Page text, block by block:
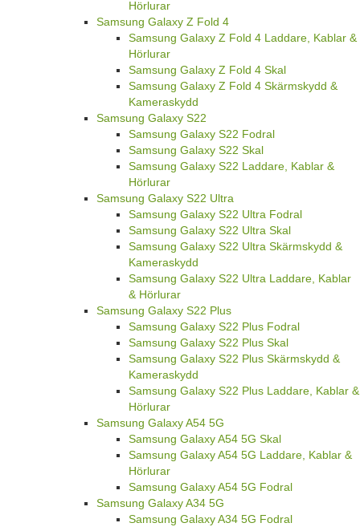
Hörlurar
Samsung Galaxy Z Fold 4
Samsung Galaxy Z Fold 4 Laddare, Kablar &
Hörlurar
Samsung Galaxy Z Fold 4 Skal
Samsung Galaxy Z Fold 4 Skärmskydd &
Kameraskydd
Samsung Galaxy S22
Samsung Galaxy S22 Fodral
Samsung Galaxy S22 Skal
Samsung Galaxy S22 Laddare, Kablar &
Hörlurar
Samsung Galaxy S22 Ultra
Samsung Galaxy S22 Ultra Fodral
Samsung Galaxy S22 Ultra Skal
Samsung Galaxy S22 Ultra Skärmskydd &
Kameraskydd
Samsung Galaxy S22 Ultra Laddare, Kablar
& Hörlurar
Samsung Galaxy S22 Plus
Samsung Galaxy S22 Plus Fodral
Samsung Galaxy S22 Plus Skal
Samsung Galaxy S22 Plus Skärmskydd &
Kameraskydd
Samsung Galaxy S22 Plus Laddare, Kablar &
Hörlurar
Samsung Galaxy A54 5G
Samsung Galaxy A54 5G Skal
Samsung Galaxy A54 5G Laddare, Kablar &
Hörlurar
Samsung Galaxy A54 5G Fodral
Samsung Galaxy A34 5G
Samsung Galaxy A34 5G Fodral